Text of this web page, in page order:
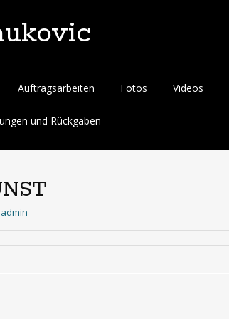
Auftragsarbeiten Fotos Videos
und Rückgaben
admin